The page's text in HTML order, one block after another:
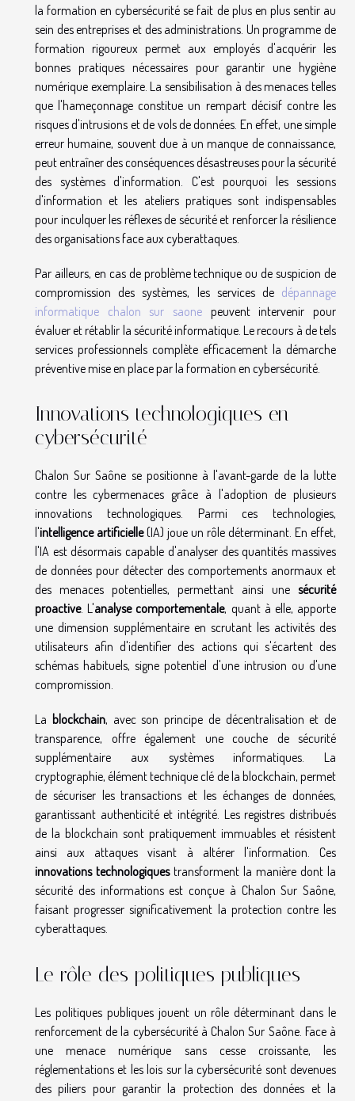
la formation en cybersécurité se fait de plus en plus sentir au
sein des entreprises et des administrations. Un programme de
formation rigoureux permet aux employés d'acquérir les
bonnes pratiques nécessaires pour garantir une hygiène
numérique exemplaire. La sensibilisation à des menaces telles
que l'hameçonnage constitue un rempart décisif contre les
risques d'intrusions et de vols de données. En effet, une simple
erreur humaine, souvent due à un manque de connaissance,
peut entraîner des conséquences désastreuses pour la sécurité
des systèmes d'information. C'est pourquoi les sessions
d'information et les ateliers pratiques sont indispensables
pour inculquer les réflexes de sécurité et renforcer la résilience
des organisations face aux cyberattaques.
Par ailleurs, en cas de problème technique ou de suspicion de
compromission des systèmes, les services de dépannage
informatique chalon sur saone peuvent intervenir pour
évaluer et rétablir la sécurité informatique. Le recours à de tels
services professionnels complète efficacement la démarche
préventive mise en place par la formation en cybersécurité.
Innovations technologiques en
cybersécurité
Chalon Sur Saône se positionne à l'avant-garde de la lutte
contre les cybermenaces grâce à l'adoption de plusieurs
innovations technologiques. Parmi ces technologies,
l'intelligence artificielle(IA) joue un rôle déterminant. En effet,
l'IA est désormais capable d'analyser des quantités massives
de données pour détecter des comportements anormaux et
des menaces potentielles, permettant ainsi une sécurité
proactive. L'analyse comportementale, quant à elle, apporte
une dimension supplémentaire en scrutant les activités des
utilisateurs afin d'identifier des actions qui s'écartent des
schémas habituels, signe potentiel d'une intrusion ou d'une
compromission.
La blockchain, avec son principe de décentralisation et de
transparence, offre également une couche de sécurité
supplémentaire aux systèmes informatiques. La
cryptographie, élément technique clé de la blockchain, permet
de sécuriser les transactions et les échanges de données,
garantissant authenticité et intégrité. Les registres distribués
de la blockchain sont pratiquement immuables et résistent
ainsi aux attaques visant à altérer l'information. Ces
innovations technologiquestransforment la manière dont la
sécurité des informations est conçue à Chalon Sur Saône,
faisant progresser significativement la protection contre les
cyberattaques.
Le rôle des politiques publiques
Les politiques publiques jouent un rôle déterminant dans le
renforcement de la cybersécurité à Chalon Sur Saône. Face à
une menace numérique sans cesse croissante, les
réglementations et les lois sur la cybersécurité sont devenues
des piliers pour garantir la protection des données et la